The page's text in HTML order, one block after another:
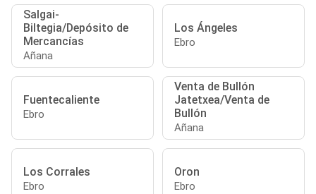
Salgai-
Biltegia/Depósito de
Mercancías
Añana
Los Ángeles
Ebro
Fuentecaliente
Ebro
Venta de Bullón
Jatetxea/Venta de
Bullón
Añana
Los Corrales
Ebro
Oron
Ebro